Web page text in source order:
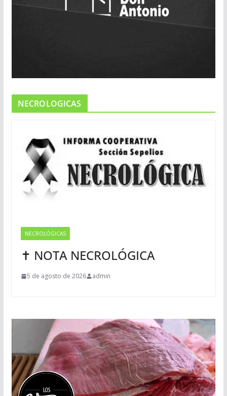
NECROLOGICAS
NECROLÓGICAS
✝ NOTA NECROLÓGICA
5 de agosto de 2026 admin